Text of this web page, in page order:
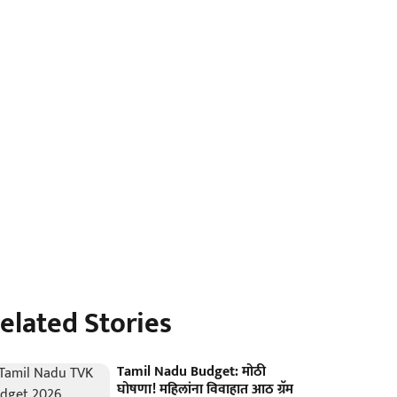
Stories
Tamil Nadu Budget: मोठी
घोषणा! महिलांना विवाहात आठ ग्रॅम